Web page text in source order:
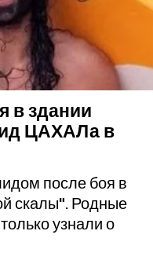
в здании
ЦАХАЛа в
после боя в
скалы". Родные
узнали о